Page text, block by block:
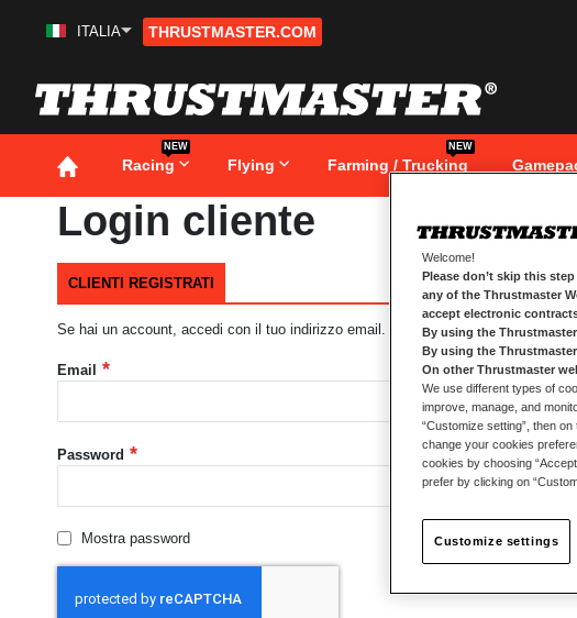
Salta
ITALIA THRUSTMASTER.COM
Racing
NEW
Flying Farming / Trucking
NEW
Login cliente
CLIENTI REGISTRATI
Se hai un account, accedi con il tuo indirizzo email.
Email
Password
Mostra password
Welcome!
Please don’t skip this step
any of the Thrustmaster
accept electronic
By using the
By using the
On other Thrustmaster
We use different types of
improve, manage, and
“Customize setting”, then
change your cookies
cookies by choosing
prefer by clicking on
Customize settings